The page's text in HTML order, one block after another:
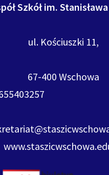
Szkół im.
ul. Kościuszki 11,
67-400 Wschowa